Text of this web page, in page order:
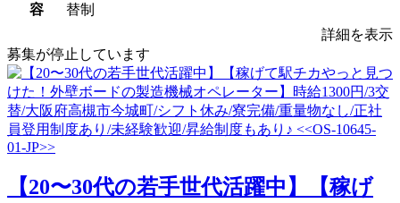
容
替制
詳細を表示
募集が停止しています
【20〜30代の若手世代活躍中】【稼げ